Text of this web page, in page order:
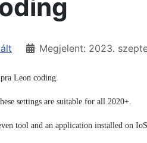
Megjelent: 2023.
Leon coding.
settings are suitable for all 2020+.
tool and an application installed on